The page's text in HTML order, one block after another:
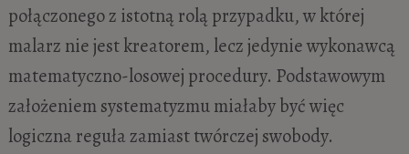
połączonego z istotną rolą przypadku, w której
malarz nie jest kreatorem, lecz jedynie wykonawcą
matematyczno-losowej procedury. Podstawowym
założeniem systematyzmu miałaby być więc
logiczna reguła zamiast twórczej swobody.